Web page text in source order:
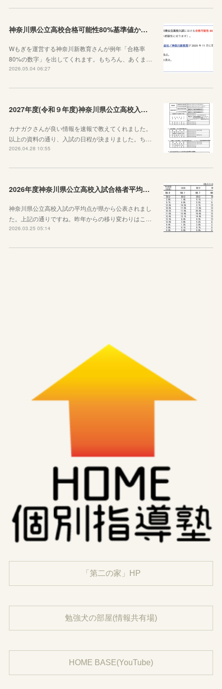
神奈川県公立高校合格可能性80%基準値からわかること
Wもぎを運営する神奈川新教育さんが例年「合格率
80%の数字」を出してくれます。もちろん、あくま…
2026.05.04 06:27
2027年度(令和９年度)神奈川県公立高校入試日程が決定しました！
カナガクさんが良い情報を速報で教えてくれました。
以上の資料の通り、入試の日程が決まりました。ち…
2026.04.28 10:55
2026年度神奈川県公立高校入試合格者平均点が公表されました
神奈川県公立高校入試の平均点が県から公表されまし
た。上記の通りですね。昨年からの移り変わりはこ…
2026.03.25 05:14
「第二の家」HP
勉強犬の部屋(情報共有場)
HOME BASE(YouTube)